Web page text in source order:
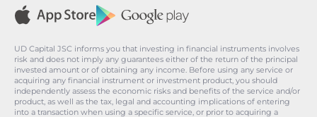
UD Capital JSC informs you that investing in financial instruments involves
risk and does not imply any guarantees either of the return of the principal
invested amount or of obtaining any income. Before using any service or
acquiring any financial instrument or investment product, you should
independently assess the economic risks and benefits of the service and/or
product, as well as the tax, legal and accounting implications of entering
into a transaction when using a specific service, or prior to acquiring a